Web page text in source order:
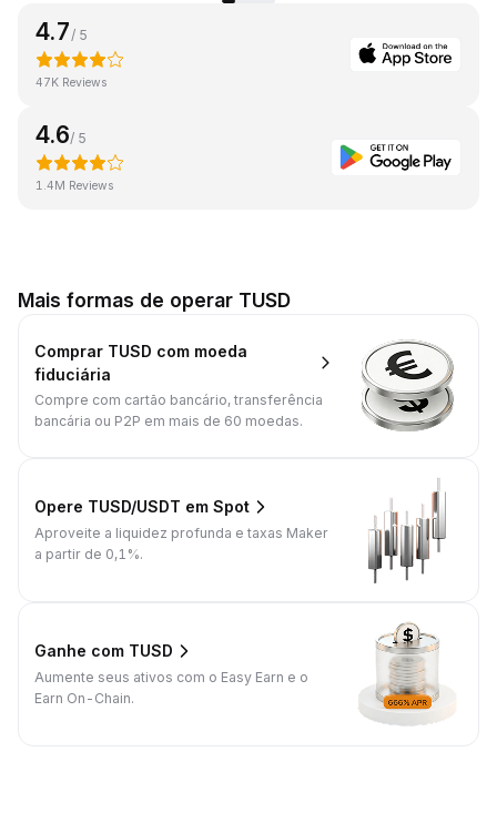
4.7 / 5
47K Reviews
4.6/ 5
1.4M Reviews
Mais formas de operar TUSD
Comprar TUSD com moeda
fiduciária
Compre com cartão bancário, transferência
bancária ou P2P em mais de 60 moedas.
Opere TUSD/USDT em Spot
Aproveite a liquidez profunda e taxas Maker
a partir de 0,1%.
Ganhe com TUSD
Aumente seus ativos com o Easy Earn e o
Earn On-Chain.